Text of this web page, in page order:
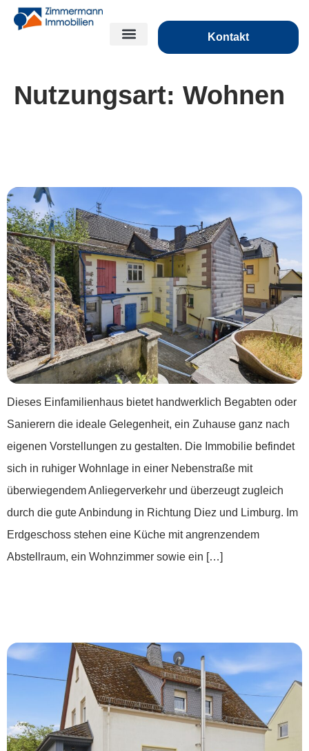
Kontakt
Nutzungsart: Wohnen
Dieses Einfamilienhaus bietet handwerklich Begabten oder
Sanierern die ideale Gelegenheit, ein Zuhause ganz nach
eigenen Vorstellungen zu gestalten. Die Immobilie befindet
sich in ruhiger Wohnlage in einer Nebenstraße mit
überwiegendem Anliegerverkehr und überzeugt zugleich
durch die gute Anbindung in Richtung Diez und Limburg. Im
Erdgeschoss stehen eine Küche mit angrenzendem
Abstellraum, ein Wohnzimmer sowie ein […]